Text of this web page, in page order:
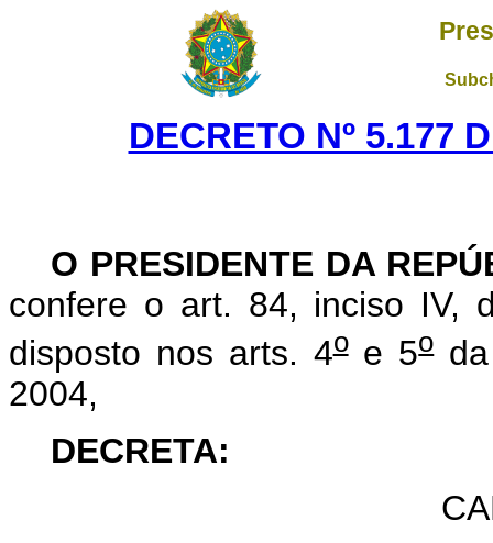
DECRETO Nº 5.177
O PRESIDENTE DA
confere o art. 84, inciso IV,
disposto nos arts. 4oe 5oda
2004,
DECRETA: